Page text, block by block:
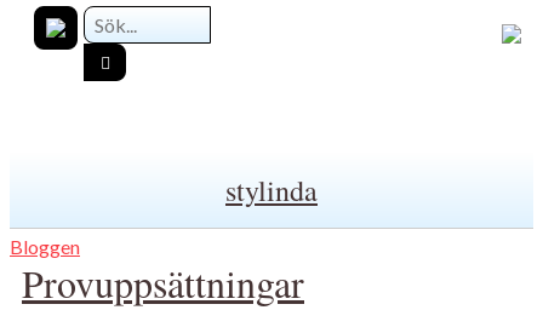
stylinda
Bloggen
Provuppsättningar